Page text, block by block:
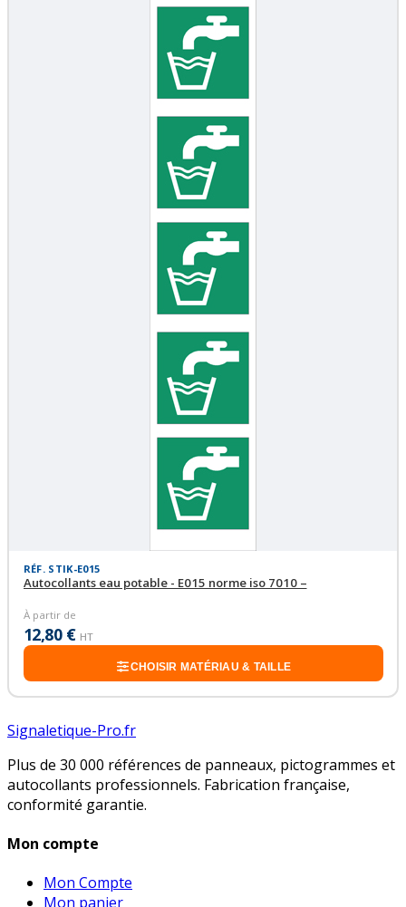
RÉF. STIK-E015
Autocollants eau potable - E015 norme iso 7010 –
À partir de
12,80 € HT
CHOISIR MATÉRIAU & TAILLE
Signaletique-Pro.fr
Plus de 30 000 références de panneaux, pictogrammes et
autocollants professionnels. Fabrication française,
conformité garantie.
Mon compte
Mon Compte
Mon panier